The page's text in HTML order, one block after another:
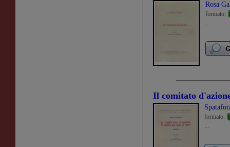
Rosa
formato:
...
Il comitato
formato:
...